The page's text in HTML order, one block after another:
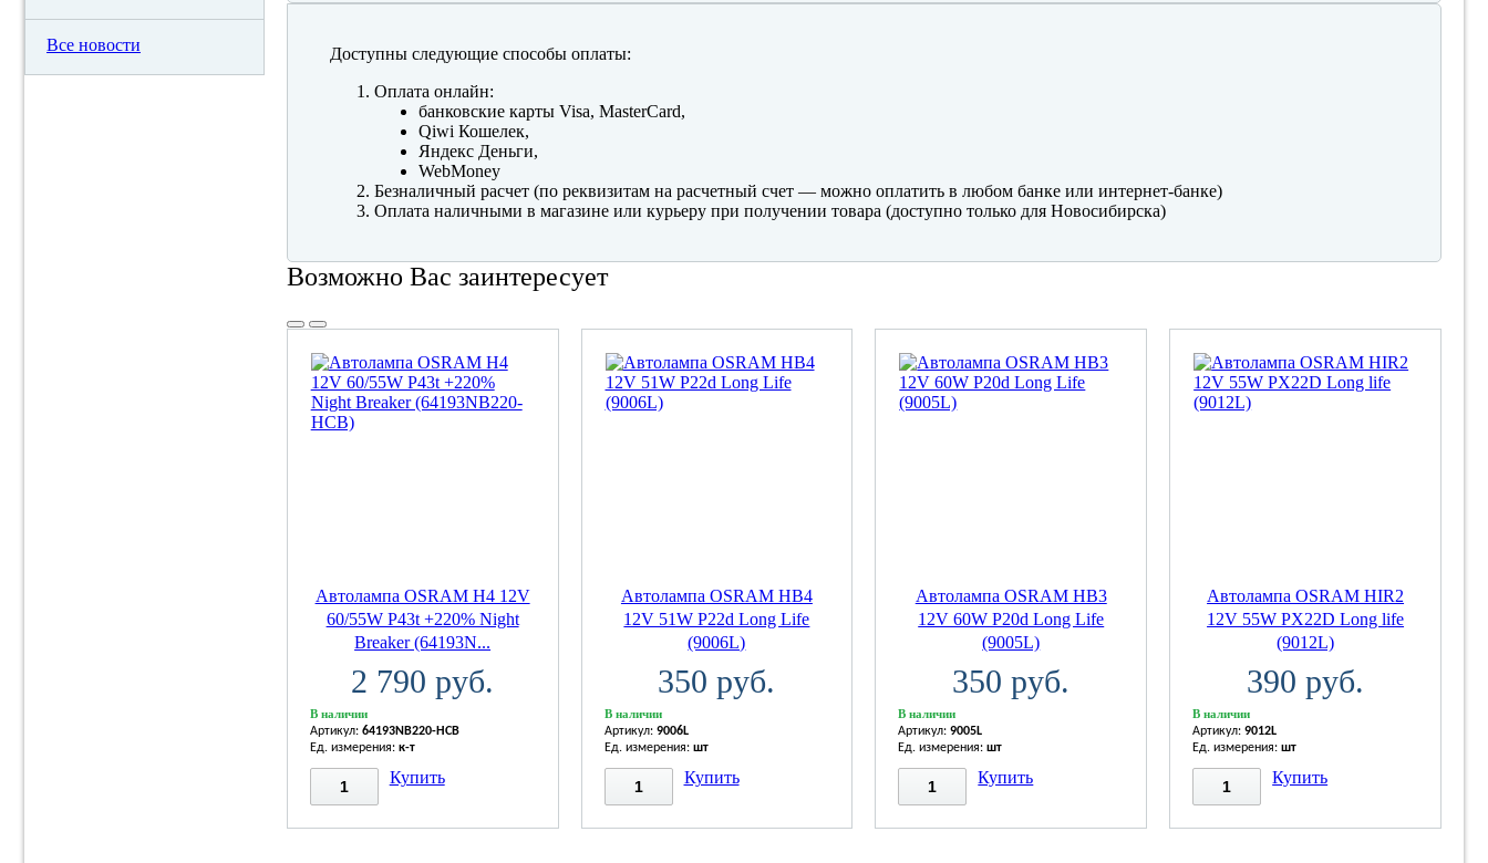
Доступны следующие способы оплаты:
Оплата онлайн:
банковские карты Visa, MasterCard,
Qiwi Кошелек,
Яндекс Деньги,
WebMoney
Безналичный расчет (по реквизитам на расчетный счет — можно оплатить в любом банке или интернет-банке)
Оплата наличными в магазине или курьеру при получении товара (доступно только для Новосибирска)
Возможно Вас заинтересует
Автолампа OSRAM H4 12V
60/55W P43t +220% Night
Breaker (64193N...
2 790 руб.
В наличии
Артикул: 64193NB220-HCB
Ед. измерения: к-т
Купить
Автолампа OSRAM НВ4
12V 51W P22d Long Life
(9006L)
350 руб.
В наличии
Артикул: 9006L
Ед. измерения: шт
Купить
Автолампа OSRAM НВ3
12V 60W P20d Long Life
(9005L)
350 руб.
В наличии
Артикул:9005L
Ед. измерения:шт
Купить
Автолампа OSRAM HIR2
12V 55W PX22D Long life
(9012L)
390 руб.
В наличии
Артикул:9012L
Ед. измерения:шт
Купить
Все новости